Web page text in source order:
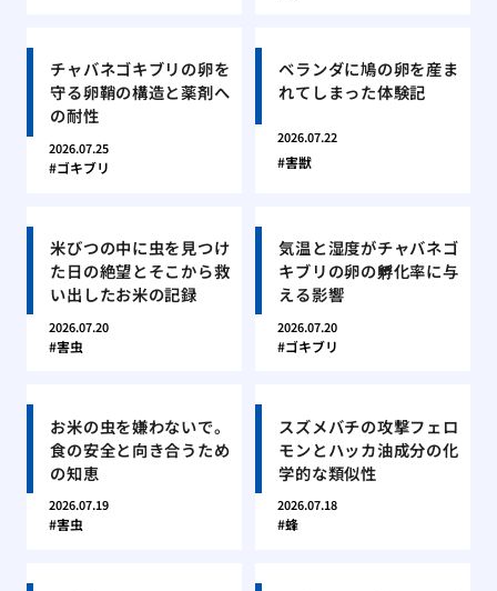
チャバネゴキブリの卵を
守る卵鞘の構造と薬剤へ
の耐性
2026.07.25
ゴキブリ
ベランダに鳩の卵を産ま
れてしまった体験記
2026.07.22
害獣
米びつの中に虫を見つけ
た日の絶望とそこから救
い出したお米の記録
2026.07.20
害虫
気温と湿度がチャバネゴ
キブリの卵の孵化率に与
える影響
2026.07.20
ゴキブリ
お米の虫を嫌わないで。
食の安全と向き合うため
の知恵
2026.07.19
害虫
スズメバチの攻撃フェロ
モンとハッカ油成分の化
学的な類似性
2026.07.18
蜂